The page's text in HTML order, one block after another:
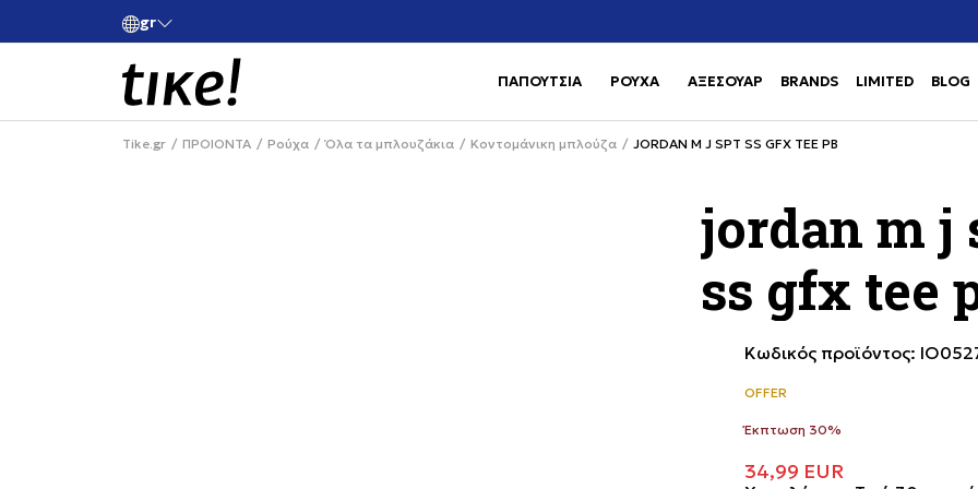
gr
πρώτη σου αγορά
ΠΑΠΟΥΤΣΙΑ Use shift+Enter to open or close
ΡΟΥΧΑ Use shift+Enter to open or close
ΑΞΕΣΟΥΑΡ BRANDS LIMITED BLOG
Tike.gr ΠΡΟΙΟΝΤΑ Ρούχα Όλα τα μπλουζάκια Κοντομάνικη μπλούζα JORDAN M J SPT SS GFX TEE PB
jordan m j
ss gfx tee
Κωδικός προϊόντος:
OFFER
Έκπτωση 30%
34,99 EUR